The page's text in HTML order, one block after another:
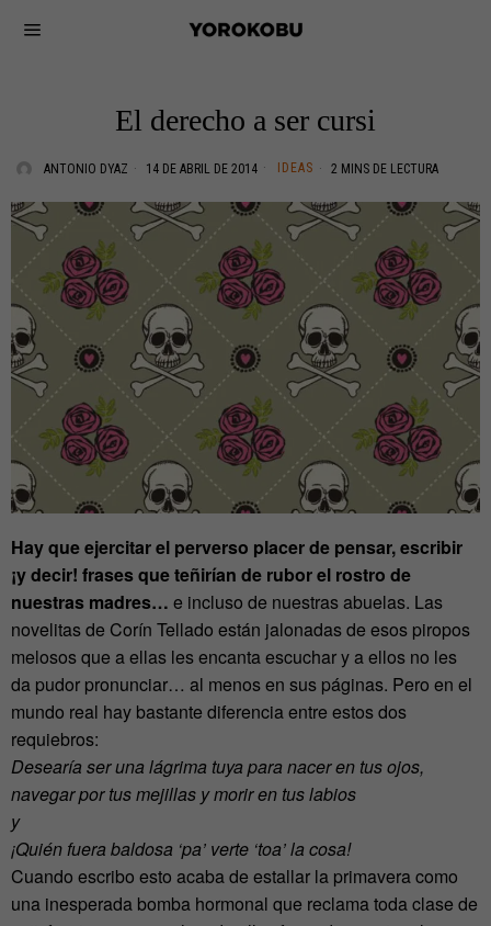
El derecho a ser cursi
ANTONIO DYAZ 14 DE ABRIL DE 2014 IDEAS 2 MINS DE LECTURA
Hay que ejercitar el perverso placer de pensar, escribir
¡y decir! frases que teñirían de rubor el rostro de
nuestras madres… e incluso de nuestras abuelas. Las
novelitas de Corín Tellado están jalonadas de esos piropos
melosos que a ellas les encanta escuchar y a ellos no les
da pudor pronunciar… al menos en sus páginas. Pero en el
mundo real hay bastante diferencia entre estos dos
requiebros:
Desearía ser una lágrima tuya para nacer en tus ojos,
navegar por tus mejillas y morir en tus labios
y
¡Quién fuera baldosa ‘pa’ verte ‘toa’ la cosa!
Cuando escribo esto acaba de estallar la primavera como
una inesperada bomba hormonal que reclama toda clase de